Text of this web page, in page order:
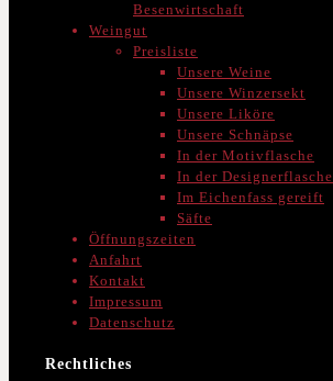
Besenwirtschaft
Weingut
Preisliste
Unsere Weine
Unsere Winzersekt
Unsere Liköre
Unsere Schnäpse
In der Motivflasche
In der Designerflasche
Im Eichenfass gereift
Säfte
Öffnungszeiten
Anfahrt
Kontakt
Impressum
Datenschutz
Rechtliches